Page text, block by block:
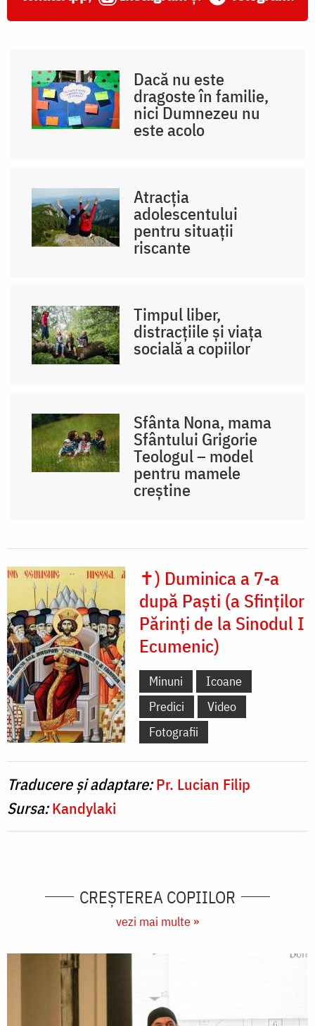
Dacă nu este
dragoste în familie,
nici Dumnezeu nu
este acolo
Atracția
adolescentului
pentru situații
riscante
Timpul liber,
distracțiile și viața
socială a copiilor
Sfânta Nona, mama
Sfântului Grigorie
Teologul – model
pentru mamele
creștine
✝) Duminica a 7-a
după Paști (a Sfinților
Părinți de la Sinodul I
Ecumenic)
Minuni
Icoane
Predici
Video
Fotografii
Traducere și adaptare:Pr. Lucian Filip
Sursa:Kandylaki
CREŞTEREA COPIILOR
vezi mai multe »